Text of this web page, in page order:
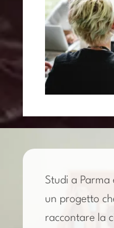
Studi a Parma
un progetto
raccontare la